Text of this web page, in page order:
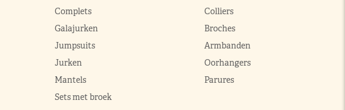
Complets
Galajurken
Jumpsuits
Jurken
Mantels
Sets met broek
Colliers
Broches
Armbanden
Oorhangers
Parures